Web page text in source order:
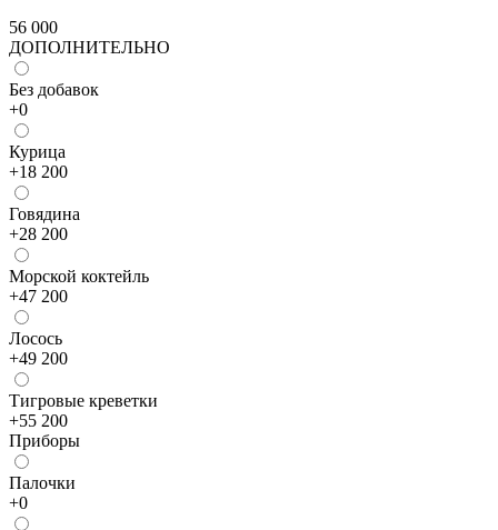
56 000
ДОПОЛНИТЕЛЬНО
Без добавок
+0
Курица
+18 200
Говядина
+28 200
Морской коктейль
+47 200
Лосось
+49 200
Тигровые креветки
+55 200
Приборы
Палочки
+0